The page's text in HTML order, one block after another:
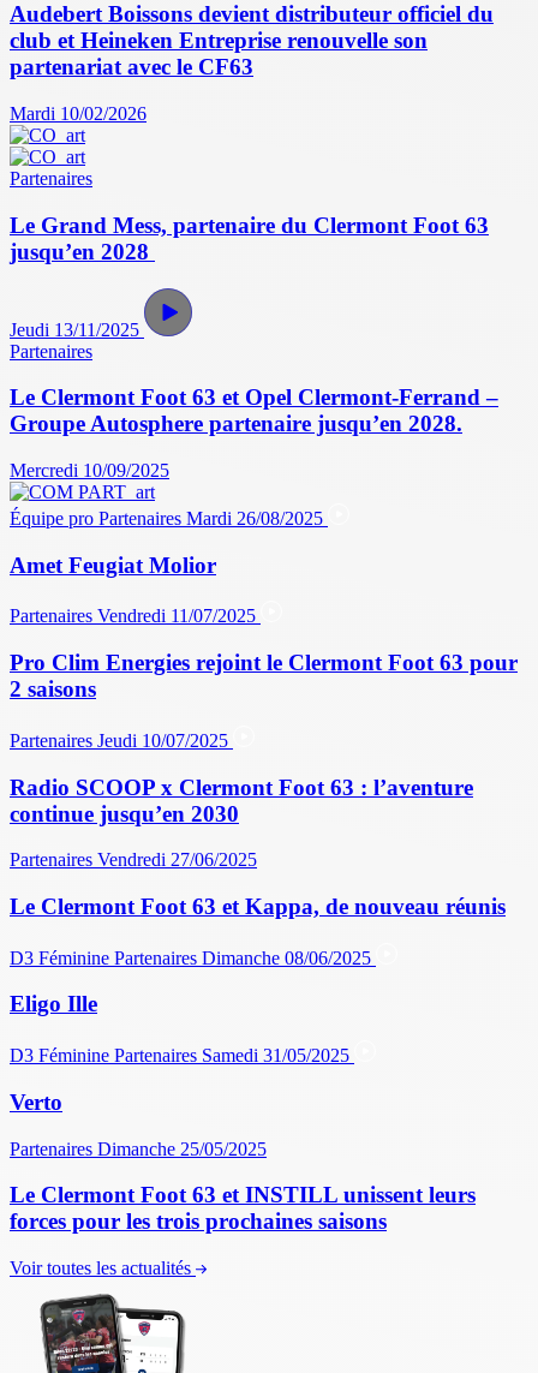
Audebert Boissons devient distributeur officiel du
club et Heineken Entreprise renouvelle son
partenariat avec le CF63
Mardi 10/02/2026
Partenaires
Le Grand Mess, partenaire du Clermont Foot 63
jusqu’en 2028
Jeudi 13/11/2025
Partenaires
Le Clermont Foot 63 et Opel Clermont-Ferrand –
Groupe Autosphere partenaire jusqu’en 2028.
Mercredi 10/09/2025
Équipe pro Partenaires Mardi 26/08/2025
Amet Feugiat Molior
Partenaires Vendredi 11/07/2025
Pro Clim Energies rejoint le Clermont Foot 63 pour
2 saisons
Partenaires Jeudi 10/07/2025
Radio SCOOP x Clermont Foot 63 : l’aventure
continue jusqu’en 2030
Partenaires Vendredi 27/06/2025
Le Clermont Foot 63 et Kappa, de nouveau réunis
D3 Féminine Partenaires Dimanche 08/06/2025
Eligo Ille
D3 Féminine Partenaires Samedi 31/05/2025
Verto
Partenaires Dimanche 25/05/2025
Le Clermont Foot 63 et INSTILL unissent leurs
forces pour les trois prochaines saisons
Voir toutes les actualités